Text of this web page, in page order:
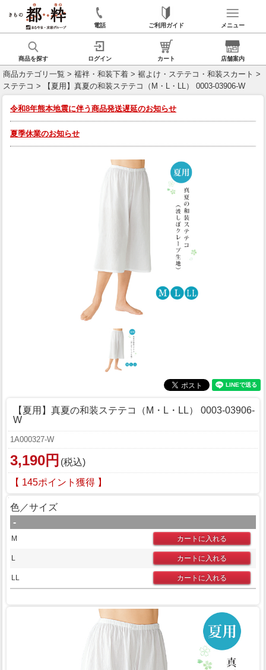
電話 ご利用ガイド メニュー
商品を探す ログイン カート 店舗案内
商品カテゴリ一覧 > 襦袢・和装下着 > 裾よけ・ステテコ・和装スカート >
ステテコ > 【夏用】真夏の和装ステテコ（M・L・LL） 0003-03906-W
令和8年熊本地震に伴う商品発送遅延のお知らせ
夏季休業のお知らせ
【夏用】真夏の和装ステテコ（M・L・LL） 0003-03906-
W
1A000327-W
3,190円 (税込)
【 145ポイント獲得 】
色／サイズ
-
M
L
LL